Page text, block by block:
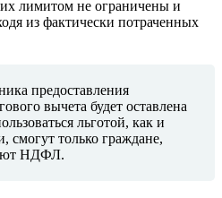
лимитом не ограничены и
из фактически потраченных
предоставления
вычета будет оставлена
льготой, как и
смогут только граждане,
НДФЛ.